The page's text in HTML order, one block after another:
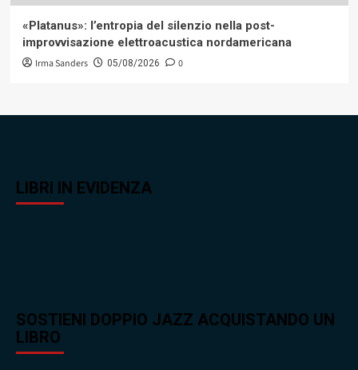
«Platanus»: l’entropia del silenzio nella post-
improvvisazione elettroacustica nordamericana
Irma Sanders 05/08/2026 0
LIBRI IN EVIDENZA
SOSTIENI DOPPIO JAZZ ACQUISTANDO UN
LIBRO